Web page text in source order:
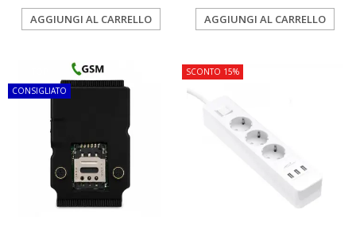
AGGIUNGI AL CARRELLO AGGIUNGI AL CARRELLO
CONSIGLIATO
SCONTO 15%